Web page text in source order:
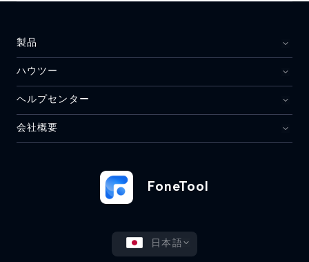
FoneTool
日本語
製品
ハウツー
ヘルプセンター
会社概要